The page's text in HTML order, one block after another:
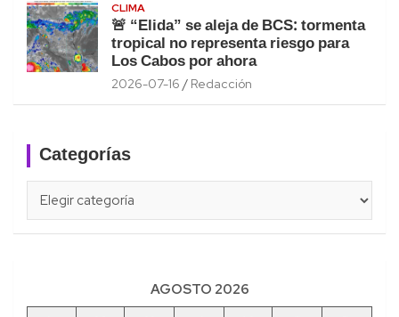
CLIMA
🚨 “Elida” se aleja de BCS: tormenta
tropical no representa riesgo para
Los Cabos por ahora
2026-07-16 Redacción
Categorías
AGOSTO 2026